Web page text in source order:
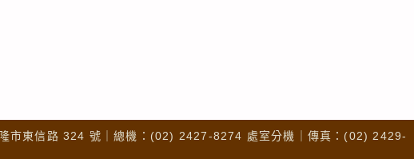
市東信路 324 號｜總機：(02) 2427-8274 處室分機｜傳真：(02) 2429-